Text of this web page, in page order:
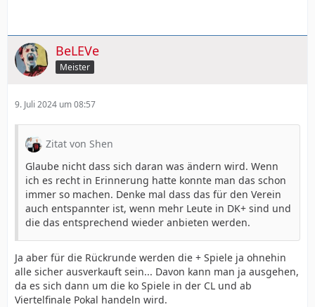
BeLEVe
Meister
9. Juli 2024 um 08:57
Zitat von Shen
Glaube nicht dass sich daran was ändern wird. Wenn
ich es recht in Erinnerung hatte konnte man das schon
immer so machen. Denke mal dass das für den Verein
auch entspannter ist, wenn mehr Leute in DK+ sind und
die das entsprechend wieder anbieten werden.
Ja aber für die Rückrunde werden die + Spiele ja ohnehin
alle sicher ausverkauft sein... Davon kann man ja ausgehen,
da es sich dann um die ko Spiele in der CL und ab
Viertelfinale Pokal handeln wird.